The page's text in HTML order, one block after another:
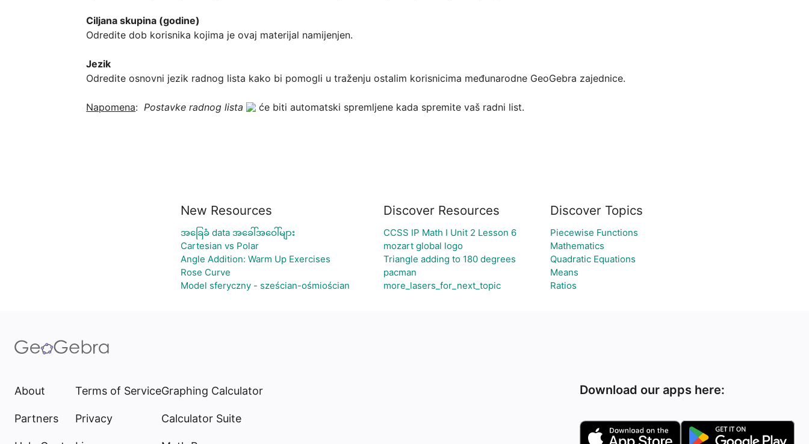
Ciljana skupina (godine)
Odredite dob korisnika kojima je ovaj materijal namijenjen.
Jezik
Odredite osnovni jezik radnog lista kako bi pomogli u traženju ostalim korisnicima međunarodne GeoGebra zajednice.
Napomena: Postavke radnog lista će biti automatski spremljene kada spremite vaš radni list.
New Resources
အခြေခံ data အခေါ်အဝေါ်များ
Cartesian vs Polar
Angle Addition: Warm Up Exercises
Rose Curve
Model sferyczny - sześcian-ośmiościan
Discover Resources
CCSS IP Math I Unit 2 Lesson 6
mozart global logo
Triangle adding to 180 degrees
pacman
more_lasers_for_next_topic
Discover Topics
Piecewise Functions
Mathematics
Quadratic Equations
Means
Ratios
About
Partners
Terms of Service
Privacy
Graphing Calculator
Calculator Suite
Download our apps here: